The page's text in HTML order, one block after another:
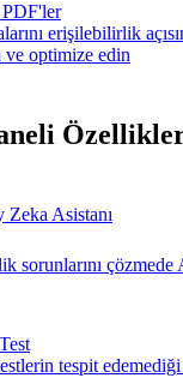
erişilebilirlik
ve optimize edin
Asistanı
sorunlarını çözmede
tespit